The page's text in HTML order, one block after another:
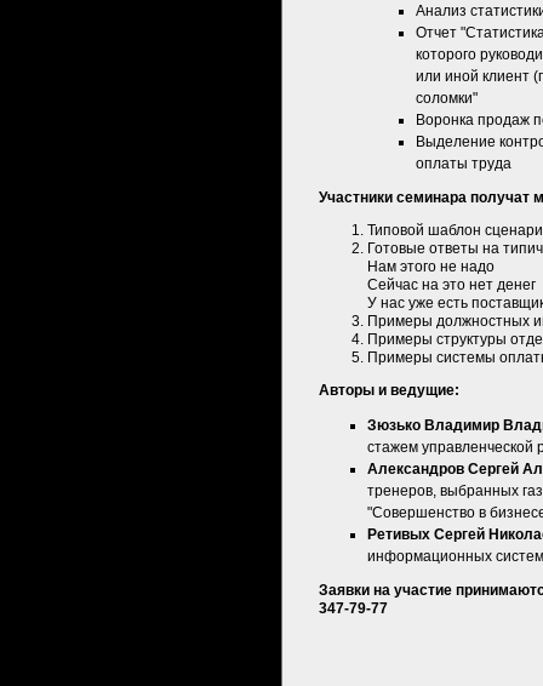
Анализ
Отчет
которого
или иной клиент
соломки"
Воронка продаж
Выделение
оплаты труда
Участники семинара
Типовой шаблон
Готовые ответы на
Нам этого не надо
Сейчас на это нет денег
У нас уже есть
Примеры должностных
Примеры структуры
Примеры системы
Авторы и ведущие:
Зюзько Владимир
стажем управленческой
Александров Сергей
тренеров, выбранных
"Совершенство в
Ретивых Сергей
информационных
Заявки на участие
347-79-77